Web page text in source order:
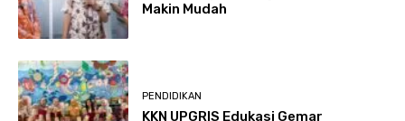
Makin Mudah
PENDIDIKAN
KKN UPGRIS Edukasi Gemar